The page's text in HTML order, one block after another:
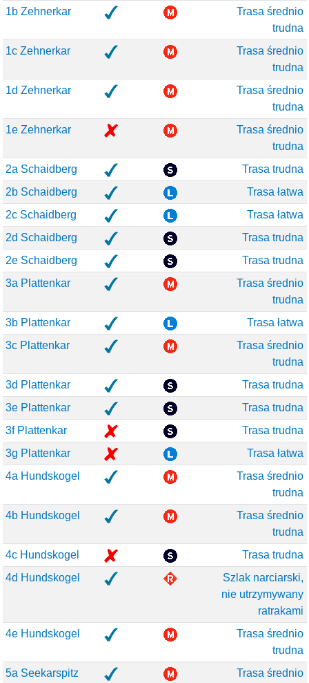
1b Zehnerkar
Trasa średnio
trudna
1c Zehnerkar
Trasa średnio
trudna
1d Zehnerkar
Trasa średnio
trudna
1e Zehnerkar
Trasa średnio
trudna
2a Schaidberg
Trasa trudna
2b Schaidberg
Trasa łatwa
2c Schaidberg
Trasa łatwa
2d Schaidberg
Trasa trudna
2e Schaidberg
Trasa trudna
3a Plattenkar
Trasa średnio
trudna
3b Plattenkar
Trasa łatwa
3c Plattenkar
Trasa średnio
trudna
3d Plattenkar
Trasa trudna
3e Plattenkar
Trasa trudna
3f Plattenkar
Trasa trudna
3g Plattenkar
Trasa łatwa
4a Hundskogel
Trasa średnio
trudna
4b Hundskogel
Trasa średnio
trudna
4c Hundskogel
Trasa trudna
4d Hundskogel
Szlak narciarski,
nie utrzymywany
ratrakami
4e Hundskogel
Trasa średnio
trudna
5a Seekarspitz
Trasa średnio